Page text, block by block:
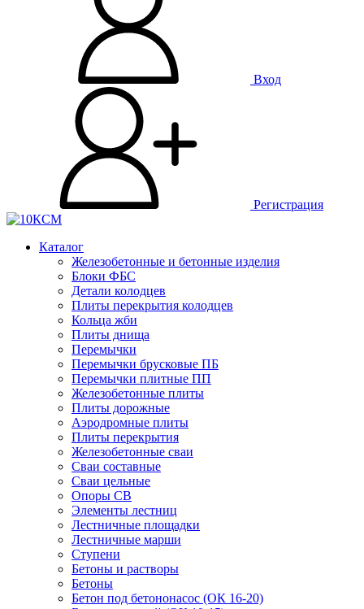
Вход
Регистрация
Каталог
Железобетонные и бетонные изделия
Блоки ФБС
Детали колодцев
Плиты перекрытия колодцев
Кольца жби
Плиты днища
Перемычки
Перемычки брусковые ПБ
Перемычки плитные ПП
Железобетонные плиты
Плиты дорожные
Аэродромные плиты
Плиты перекрытия
Железобетонные сваи
Сваи составные
Сваи цельные
Опоры СВ
Элементы лестниц
Лестничные площадки
Лестничные марши
Ступени
Бетоны и растворы
Бетоны
Бетон под бетононасос (ОК 16-20)